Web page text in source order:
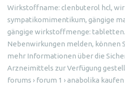
Wirkstoffname: clenbuterol hcl,
sympatikomimentikum, gängige
gängige wirkstoffmenge:
Nebenwirkungen melden, können
mehr Informationen über die
Arzneimittels zur Verfügung
forums › forum 1 › anabolika